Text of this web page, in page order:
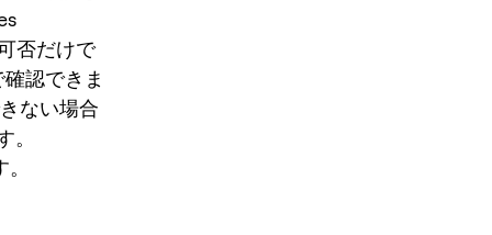
否だけで
認できま
ない場合
。